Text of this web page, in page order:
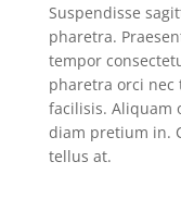
Suspendisse
pharetra.
tempor
pharetra orci nec
facilisis. Aliquam
diam pretium in.
tellus at.